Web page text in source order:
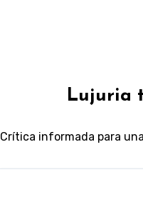
Lujuria
Crítica informada para